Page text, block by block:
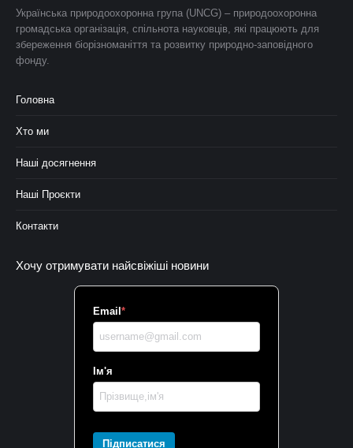
Українська природоохоронна група (UNCG) – природоохоронна
громадська організація, спільнота науковців, які працюють для
збереження біорізноманіття та розвитку природно-заповідного
фонду.
Головна
Хто ми
Наші досягнення
Наші Проєкти
Контакти
Хочу отримувати найсвіжіші новини
Email *
Ім'я
Підписатися